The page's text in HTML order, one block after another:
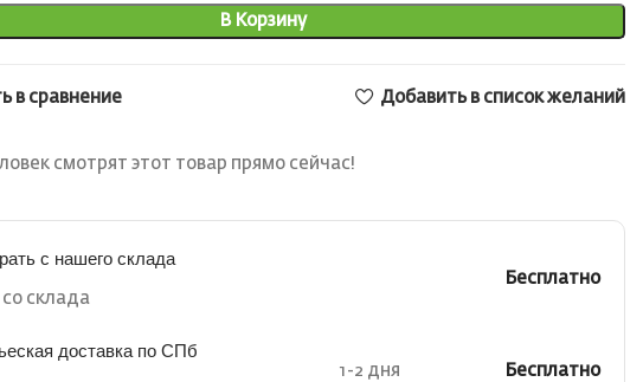
В Корзину
в сравнение Добавить в список желаний
смотрят этот товар прямо сейчас!
с нашего склада
склада
Бесплатно
доставка по СПб
1-2 дня Бесплатно